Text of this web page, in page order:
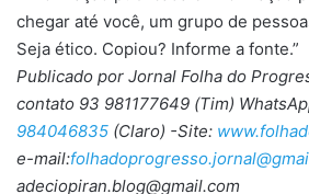
chegar até você, um grupo de
Seja ético. Copiou? Informe a fonte.”
Publicado por Jornal Folha do
contato 93 981177649 (Tim)
984046835 (Claro) -Site:
e-mail:
adeciopiran.blog@gmail.com